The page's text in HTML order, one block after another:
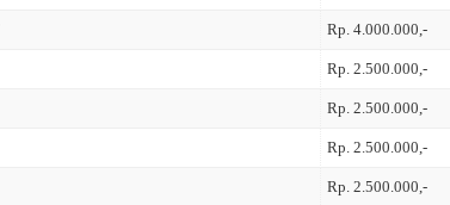
Rp. 4.000.000,-
Rp. 2.500.000,-
Rp. 2.500.000,-
Rp. 2.500.000,-
Rp. 2.500.000,-